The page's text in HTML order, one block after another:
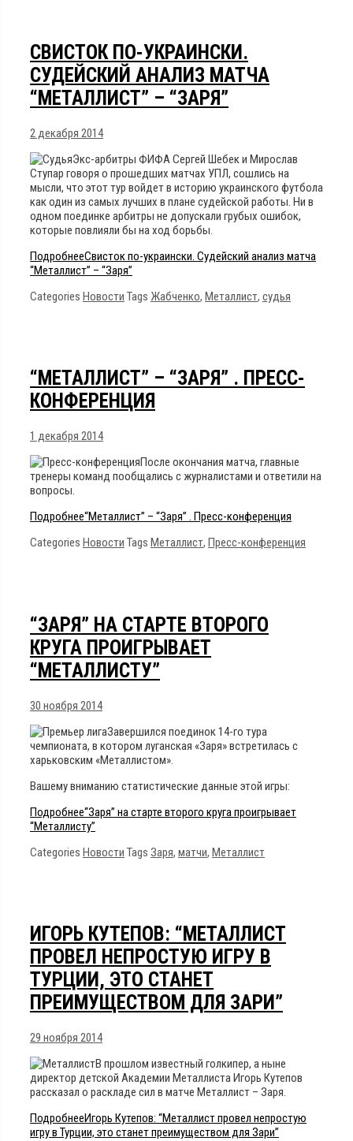
СВИСТОК ПО-УКРАИНСКИ.
СУДЕЙСКИЙ АНАЛИЗ МАТЧА
“МЕТАЛЛИСТ” – “ЗАРЯ”
2 декабря 2014
Экс-арбитры ФИФА Сергей Шебек и Мирослав
Ступар говоря о прошедших матчах УПЛ, сошлись на
мысли, что этот тур войдет в историю украинского футбола
как один из самых лучших в плане судейской работы. Ни в
одном поединке арбитры не допускали грубых ошибок,
которые повлияли бы на ход борьбы.
ПодробнееСвисток по-украински. Судейский анализ матча
“Металлист” – “Заря”
Categories Новости Tags Жабченко, Металлист, судья
“МЕТАЛЛИСТ” – “ЗАРЯ” . ПРЕСС-
КОНФЕРЕНЦИЯ
1 декабря 2014
После окончания матча, главные
тренеры команд пообщались с журналистами и ответили на
вопросы.
Подробнее“Металлист” – “Заря” . Пресс-конференция
Categories Новости Tags Металлист, Пресс-конференция
“ЗАРЯ” НА СТАРТЕ ВТОРОГО
КРУГА ПРОИГРЫВАЕТ
“МЕТАЛЛИСТУ”
30 ноября 2014
Завершился поединок 14-го тура
чемпионата, в котором луганская «Заря» встретилась с
харьковским «Металлистом».
Вашему вниманию статистические данные этой игры:
Подробнее“Заря” на старте второго круга проигрывает
“Металлисту”
Categories Новости Tags Заря, матчи, Металлист
ИГОРЬ КУТЕПОВ: “МЕТАЛЛИСТ
ПРОВЕЛ НЕПРОСТУЮ ИГРУ В
ТУРЦИИ, ЭТО СТАНЕТ
ПРЕИМУЩЕСТВОМ ДЛЯ ЗАРИ”
29 ноября 2014
В прошлом известный голкипер, а ныне
директор детской Академии Металлиста Игорь Кутепов
рассказал о раскладе сил в матче Металлист – Заря.
ПодробнееИгорь Кутепов: “Металлист провел непростую
игру в Турции, это станет преимуществом для Зари”